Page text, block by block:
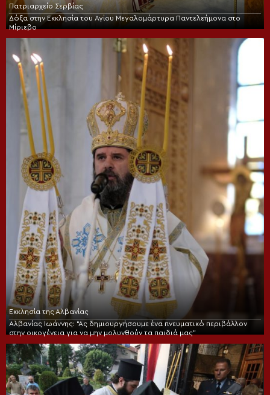
Πατριαρχείο Σερβίας
Δόξα στην Εκκλησία του Αγίου Μεγαλομάρτυρα Παντελεήμονα στο
Μίριεβο
Εκκλησία της Αλβανίας
Αλβανίας Ιωάννης: “Ας δημιουργήσουμε ένα πνευματικό περιβάλλον
στην οικογένεια για να μην μολυνθούν τα παιδιά μας”